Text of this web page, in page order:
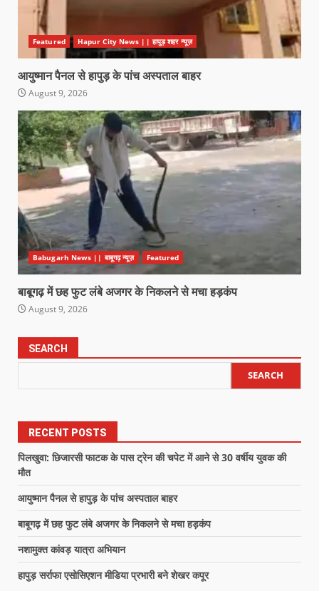
Featured Hapur City News || हापुड़ शहर न्यूज़
आयुष्मान पैनल से हापुड़ के पांच अस्पताल बाहर
August 9, 2026
Babugarh News || बाबूगढ़ न्यूज़ Featured
बाबूगढ़ में छह फुट लंबे अजगर के निकलने से मचा हड़कंप
August 9, 2026
SEARCH
SEARCH
RECENT POSTS
पिलखुवा: छिजारसी फाटक के पास ट्रेन की चपेट में आने से 30 वर्षीय युवक की
मौत
आयुष्मान पैनल से हापुड़ के पांच अस्पताल बाहर
बाबूगढ़ में छह फुट लंबे अजगर के निकलने से मचा हड़कंप
नशामुक्त कांवड़ यात्रा अभियान
हापुड़ सर्राफा एसोसिएशन मीडिया प्रभारी बने शेखर कपूर